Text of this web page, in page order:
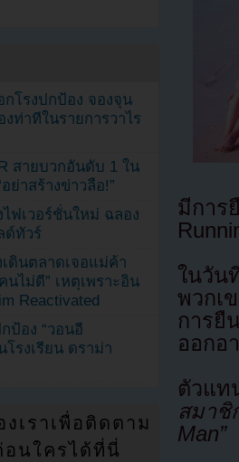
มีการ
ในวัน
พวกเ
การยื
ออกอ
ตัวแ
สมาชิ
Man”
โรงปกป้อง จองจุน
ท่าทีในรายการวาไร
สายบวกอันดับ 1 ใน
ย่าสร้างข่าวลือ!”
ฟเวอร์ชั่นใหม่ ฉลอง
ด์ทัวร์
ดินตลาดเจอแม่ค้า
นไม่ดี” เหตุเพราะอิน
Reactivated
ป้อง “วอนอี
โรงเรียน ดราม่า
เราเพื่อติดตาม
อนใครได้ที่นี่